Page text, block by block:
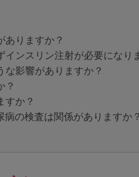
ありますか？
ンスリン注射が必要になり
な影響がありますか？
？
すか？
の検査は関係がありますか